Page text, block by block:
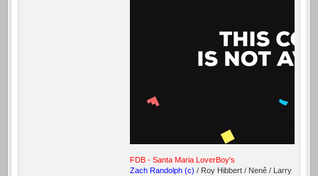
FDB - Santa Maria LoverBoy's
Zach Randolph (c) / Roy Hibbert / Nenê / Larry